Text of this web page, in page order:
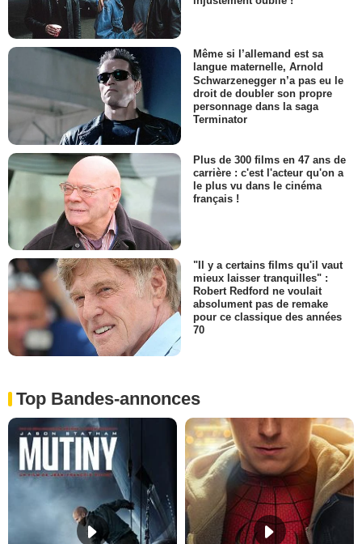
Même si l’allemand est sa
langue maternelle, Arnold
Schwarzenegger n’a pas eu le
droit de doubler son propre
personnage dans la saga
Terminator
Plus de 300 films en 47 ans de
carrière : c'est l'acteur qu'on a
le plus vu dans le cinéma
français !
"Il y a certains films qu'il vaut
mieux laisser tranquilles" :
Robert Redford ne voulait
absolument pas de remake
pour ce classique des années
70
Top Bandes-annonces